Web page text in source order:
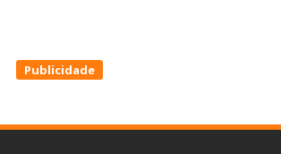
Publicidade